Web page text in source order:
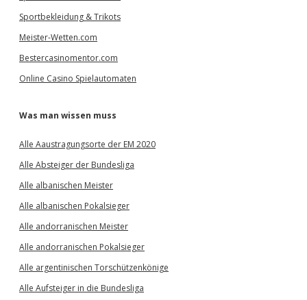
Sportbekleidung & Trikots
Meister-Wetten.com
Bestercasinomentor.com
Online Casino Spielautomaten
Was man wissen muss
Alle Aaustragungsorte der EM 2020
Alle Absteiger der Bundesliga
Alle albanischen Meister
Alle albanischen Pokalsieger
Alle andorranischen Meister
Alle andorranischen Pokalsieger
Alle argentinischen Torschützenkönige
Alle Aufsteiger in die Bundesliga